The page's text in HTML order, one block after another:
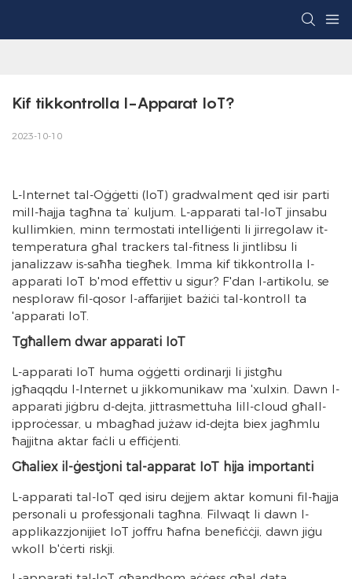
Kif tikkontrolla l-Apparat IoT?
2023-10-10
L-Internet tal-Oġġetti (IoT) gradwalment qed isir parti
mill-ħajja tagħna ta’ kuljum. L-apparati tal-IoT jinsabu
kullimkien, minn termostati intelliġenti li jirregolaw it-
temperatura għal trackers tal-fitness li jintlibsu li
janalizzaw is-saħħa tiegħek. Imma kif tikkontrolla l-
apparati IoT b'mod effettiv u sigur? F'dan l-artikolu, se
nesploraw fil-qosor l-affarijiet bażiċi tal-kontroll ta
'apparati IoT.
Tgħallem dwar apparati IoT
L-apparati IoT huma oġġetti ordinarji li jistgħu
jgħaqqdu l-Internet u jikkomunikaw ma 'xulxin. Dawn l-
apparati jiġbru d-dejta, jittrasmettuha lill-cloud għall-
ipproċessar, u mbagħad jużaw id-dejta biex jagħmlu
ħajjitna aktar faċli u effiċjenti.
Għaliex il-ġestjoni tal-apparat IoT hija importanti
L-apparati tal-IoT qed isiru dejjem aktar komuni fil-ħajja
personali u professjonali tagħna. Filwaqt li dawn l-
applikazzjonijiet IoT joffru ħafna benefiċċji, dawn jiġu
wkoll b'ċerti riskji.